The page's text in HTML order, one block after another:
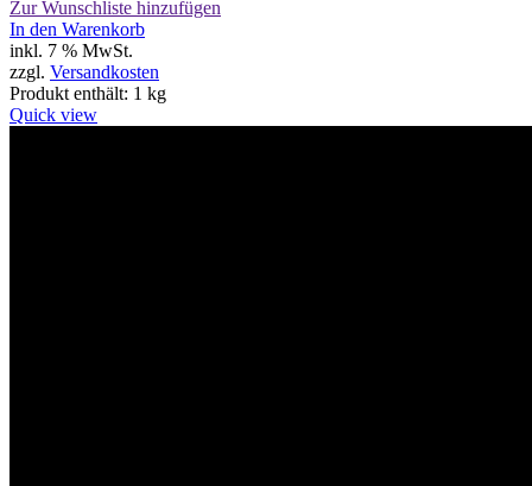
Zur Wunschliste hinzufügen
In den Warenkorb
inkl. 7 % MwSt.
zzgl. Versandkosten
Produkt enthält: 1 kg
Quick view